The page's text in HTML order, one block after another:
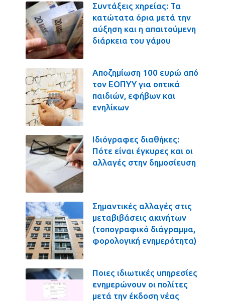
Συντάξεις χηρείας: Τα
κατώτατα όρια μετά την
αύξηση και η απαιτούμενη
διάρκεια του γάμου
Αποζημίωση 100 ευρώ από
τον ΕΟΠΥΥ για οπτικά
παιδιών, εφήβων και
ενηλίκων
Ιδιόγραφες διαθήκες:
Πότε είναι έγκυρες και οι
αλλαγές στην δημοσίευση
Σημαντικές αλλαγές στις
μεταβιβάσεις ακινήτων
(τοπογραφικό διάγραμμα,
φορολογική ενημερότητα)
Ποιες ιδιωτικές υπηρεσίες
ενημερώνουν οι πολίτες
μετά την έκδοση νέας